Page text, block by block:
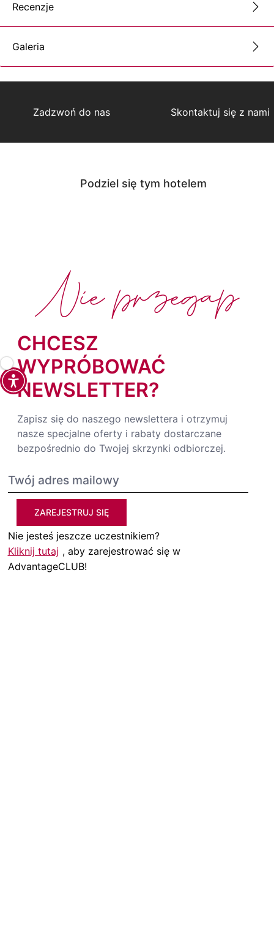
Recenzje
Galeria
Zadzwoń do nas Skontaktuj się z nami
Podziel się tym hotelem
CHCESZ
WYPRÓBOWAĆ
NEWSLETTER?
Zapisz się do naszego newslettera i otrzymuj
nasze specjalne oferty i rabaty dostarczane
bezpośrednio do Twojej skrzynki odbiorczej.
ZAREJESTRUJ SIĘ
Nie jesteś jeszcze uczestnikiem?
Kliknij tutaj , aby zarejestrować się w
AdvantageCLUB!
Nie przegap